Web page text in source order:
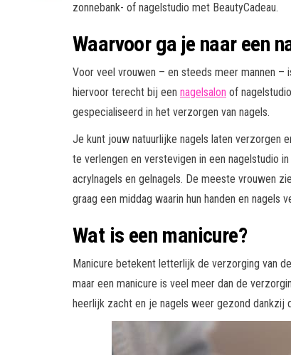
zonnebank- of nagelstudio met BeautyCadeau.
Waarvoor ga je naar een
Voor veel vrouwen – en steeds meer mannen
hiervoor terecht bij een nagelsalon of
gespecialiseerd in het verzorgen van nagels.
Je kunt jouw natuurlijke nagels laten verzorgen
te verlengen en verstevigen in een nagelstudio
acrylnagels en gelnagels. De meeste vrouwen
graag een middag waarin hun handen en nagels
Wat is een manicure?
Manicure betekent letterlijk de verzorging van
maar een manicure is veel meer dan de
heerlijk zacht en je nagels weer gezond dankzij